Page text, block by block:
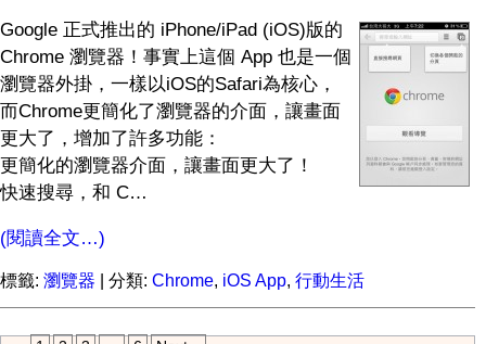
Google 正式推出的 iPhone/iPad (iOS)版的
Chrome 瀏覽器！事實上這個 App 也是一個
瀏覽器外掛，一樣以iOS的Safari為核心，
而Chrome更簡化了瀏覽器的介面，讓畫面
更大了，增加了許多功能：
更簡化的瀏覽器介面，讓畫面更大了！
快速搜尋，和 C…
(閱讀全文…)
標籤: 瀏覽器 | 分類: Chrome, iOS App, 行動生活